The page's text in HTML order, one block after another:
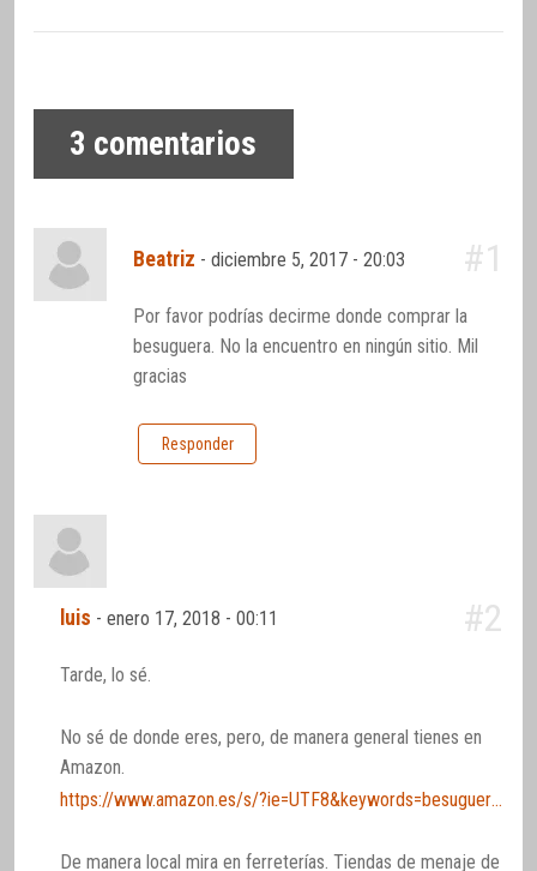
3 comentarios
Beatriz -diciembre 5, 2017 - 20:03 #1
Por favor podrías decirme donde comprar la
besuguera. No la encuentro en ningún sitio. Mil
gracias
Responder
luis -enero 17, 2018 - 00:11 #2
Tarde, lo sé.
No sé de donde eres, pero, de manera general tienes en
Amazon.
https://www.amazon.es/s/?ie=UTF8&keywords=besuguera&tag=hydesmo-21&index=aps&hvadid=221126504146&hvpos=1t1&hvnetw=g&hvrand=16906529107866764736&hvpone=&hvptwo=&hvqmt=e&hvdev=m&hvdvcmdl=&hvlocint=&hvlocphy=1005493&hvtargid=kwd-30552831231&ref=pd_sl_1adkv60ejg_e
De manera local mira en ferreterías. Tiendas de menaje de